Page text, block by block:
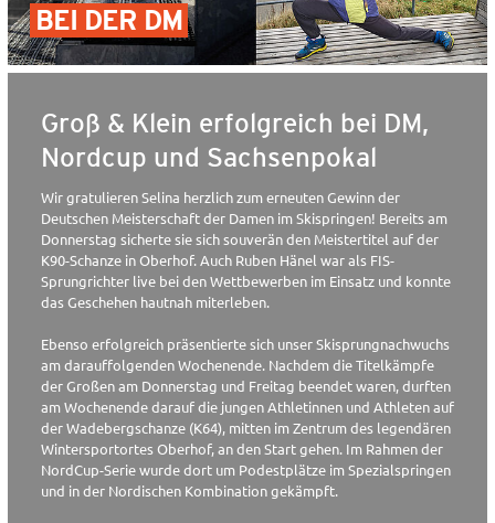
BEI DER DM
Groß & Klein erfolgreich bei DM,
Nordcup und Sachsenpokal
Wir gratulieren Selina herzlich zum erneuten Gewinn der
Deutschen Meisterschaft der Damen im Skispringen! Bereits am
Donnerstag sicherte sie sich souverän den Meistertitel auf der
K90-Schanze in Oberhof. Auch Ruben Hänel war als FIS-
Sprungrichter live bei den Wettbewerben im Einsatz und konnte
das Geschehen hautnah miterleben.
Ebenso erfolgreich präsentierte sich unser Skisprungnachwuchs
am darauffolgenden Wochenende. Nachdem die Titelkämpfe
der Großen am Donnerstag und Freitag beendet waren, durften
am Wochenende darauf die jungen Athletinnen und Athleten auf
der Wadebergschanze (K64), mitten im Zentrum des legendären
Wintersportortes Oberhof, an den Start gehen. Im Rahmen der
NordCup-Serie wurde dort um Podestplätze im Spezialspringen
und in der Nordischen Kombination gekämpft.